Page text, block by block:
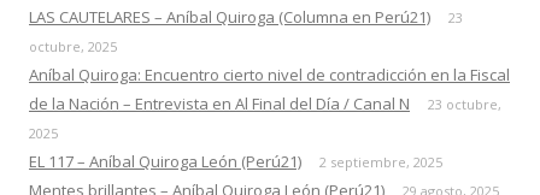
LAS CAUTELARES – Aníbal Quiroga (Columna en Perú21)
23
octubre, 2025
Aníbal Quiroga: Encuentro cierto nivel de contradicción en la Fiscal
de la Nación – Entrevista en Al Final del Día / Canal N
23 octubre,
2025
EL 117 – Aníbal Quiroga León (Perú21) 2 septiembre, 2025
Mentes brillantes – Aníbal Quiroga León (Perú21) 29 agosto, 2025